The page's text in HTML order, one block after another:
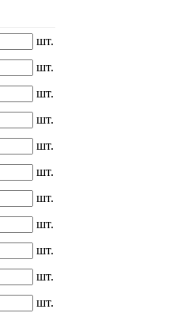
шт.
шт.
шт.
шт.
шт.
шт.
шт.
шт.
шт.
шт.
шт.